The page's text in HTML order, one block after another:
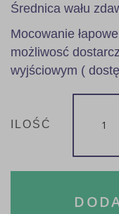
Średnica wału
Mocowanie
możliwosć
wyjściowym (
ILOŚĆ